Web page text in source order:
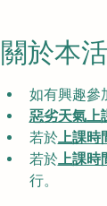
關於本
如有興趣參
惡劣天氣上
若於上課時
若於上課時
行。